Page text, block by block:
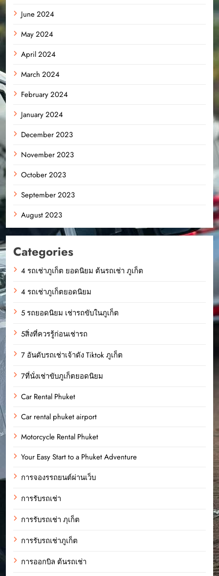
June 2024
May 2024
April 2024
March 2024
February 2024
January 2024
December 2023
November 2023
October 2023
September 2023
August 2023
Categories
4 รถเช่าภูเก็ต ยอดนิยม ต้นรถเช่า ภูเก็ต
4 รถเช่าภูเก็ตยอดนิยม
5 รถยอดนิยม เช่ารถขับในภูเก็ต
5สิ่งที่ควรรู้ก่อนเช่ารถ
7 อันดับรถเช่าเจ้าดัง Tiktok ภูเก็ต
7ที่นั่งเช่าขับภูเก็ตยอดนิยม
Car Rental Phuket
Car rental phuket airport
Motorcycle Rental Phuket
Your Easy Start to a Phuket Adventure
การจองรรถยนต์ผ่านเว็บ
การรับรถเช่า
การรับรถเช่า ภุเก็ต
การรับรถเช่าภูเก็ต
การออกบิล ต้นรถเช่า